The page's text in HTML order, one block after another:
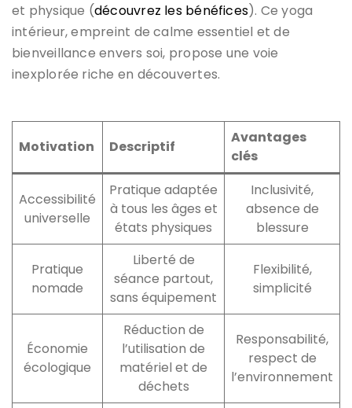
et physique (découvrez les bénéfices). Ce yoga
intérieur, empreint de calme essentiel et de
bienveillance envers soi, propose une voie
inexplorée riche en découvertes.
Motivation Descriptif
Avantages
clés
Accessibilité
universelle
Pratique adaptée
à tous les âges et
états physiques
Inclusivité,
absence de
blessure
Pratique
nomade
Liberté de
séance partout,
sans équipement
Flexibilité,
simplicité
Économie
écologique
Réduction de
l’utilisation de
matériel et de
déchets
Responsabilité,
respect de
l’environnement